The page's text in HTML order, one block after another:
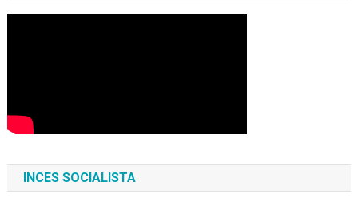
INCES SOCIALISTA